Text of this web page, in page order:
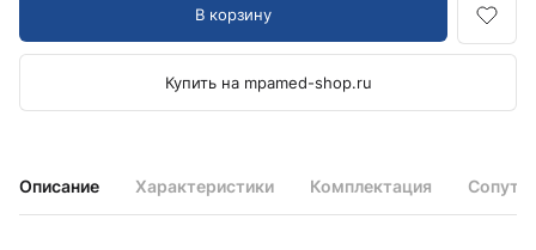
Описание Характеристики Комплектация
В корзину
Купить на mpamed-shop.ru